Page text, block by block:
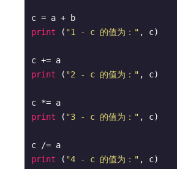
print ( "1 - c 的值为：" , c)
print ( "2 - c 的值为：" , c)
print ( "3 - c 的值为：" , c)
print ( "4 - c 的值为：" , c)